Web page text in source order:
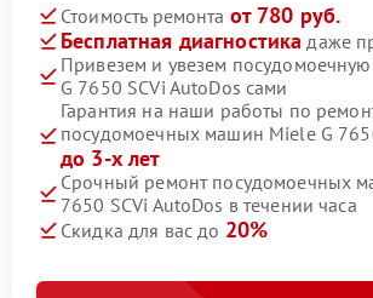
Стоимость ремонта от 780 руб.
Бесплатная диагностика даже
Привезем и увезем
G 7650 SCVi AutoDos сами
Гарантия на наши работы по
посудомоечных машин Miele G
до 3-х лет
Срочный ремонт посудомоечных
7650 SCVi AutoDos в течении часа
Скидка для вас до 20%